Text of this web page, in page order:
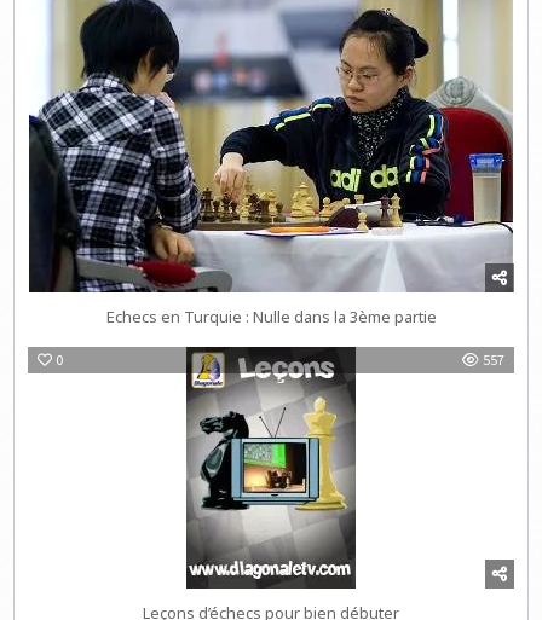
Echecs en Turquie : Nulle dans la 3ème partie
0 557
Leçons d’échecs pour bien débuter